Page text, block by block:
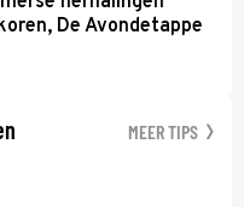
De Avondetappe
MEER TIPS